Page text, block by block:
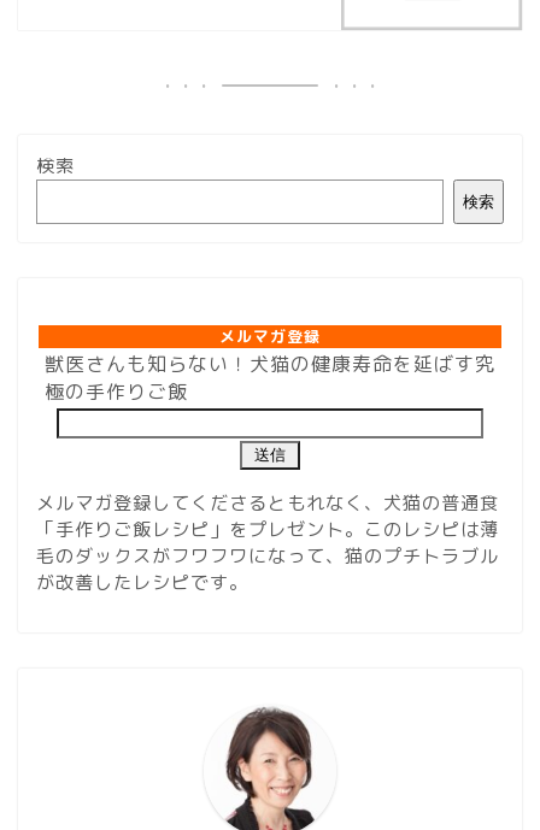
検索
検索
メルマガ登録
獣医さんも知らない！犬猫の健康寿命を延ばす究
極の手作りご飯
メルマガ登録してくださるともれなく、犬猫の普通食
「手作りご飯レシピ」をプレゼント。このレシピは薄
毛のダックスがフワフワになって、猫のプチトラブル
が改善したレシピです。